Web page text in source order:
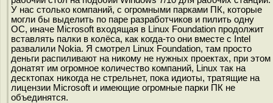
У нас столько компаний, с огромными парками ПК, которые
могли бы выделить по паре разработчиков и пилить одну
ОС, иначе Microsoft входящая в Linux Foundation продолжит
вставлять палки в колёса, как когда-то они вместе с Intel
развалили Nokia. Я смотрел Linux Foundation, там просто
деньги распиливают на никому не нужных проектах, при этом
донатят им огромное количество компаний, Linux так на
десктопах никогда не стрельнет, пока идиоты, тратящие на
лицензии Microsoft и имеющие огромные парки ПК не
объединятся.